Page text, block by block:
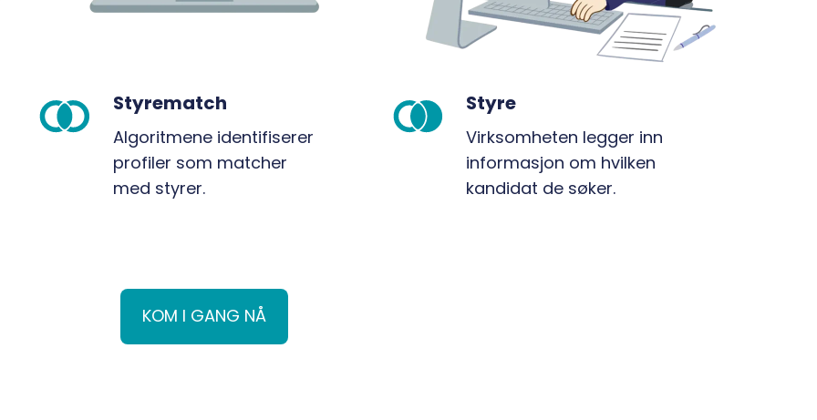
Styrematch
Algoritmene identifiserer
profiler som matcher
med styrer.
Styrematch Styre
Virksomheten legger inn
informasjon om hvilken
kandidat de søker.
Styre
KOM I GANG NÅ